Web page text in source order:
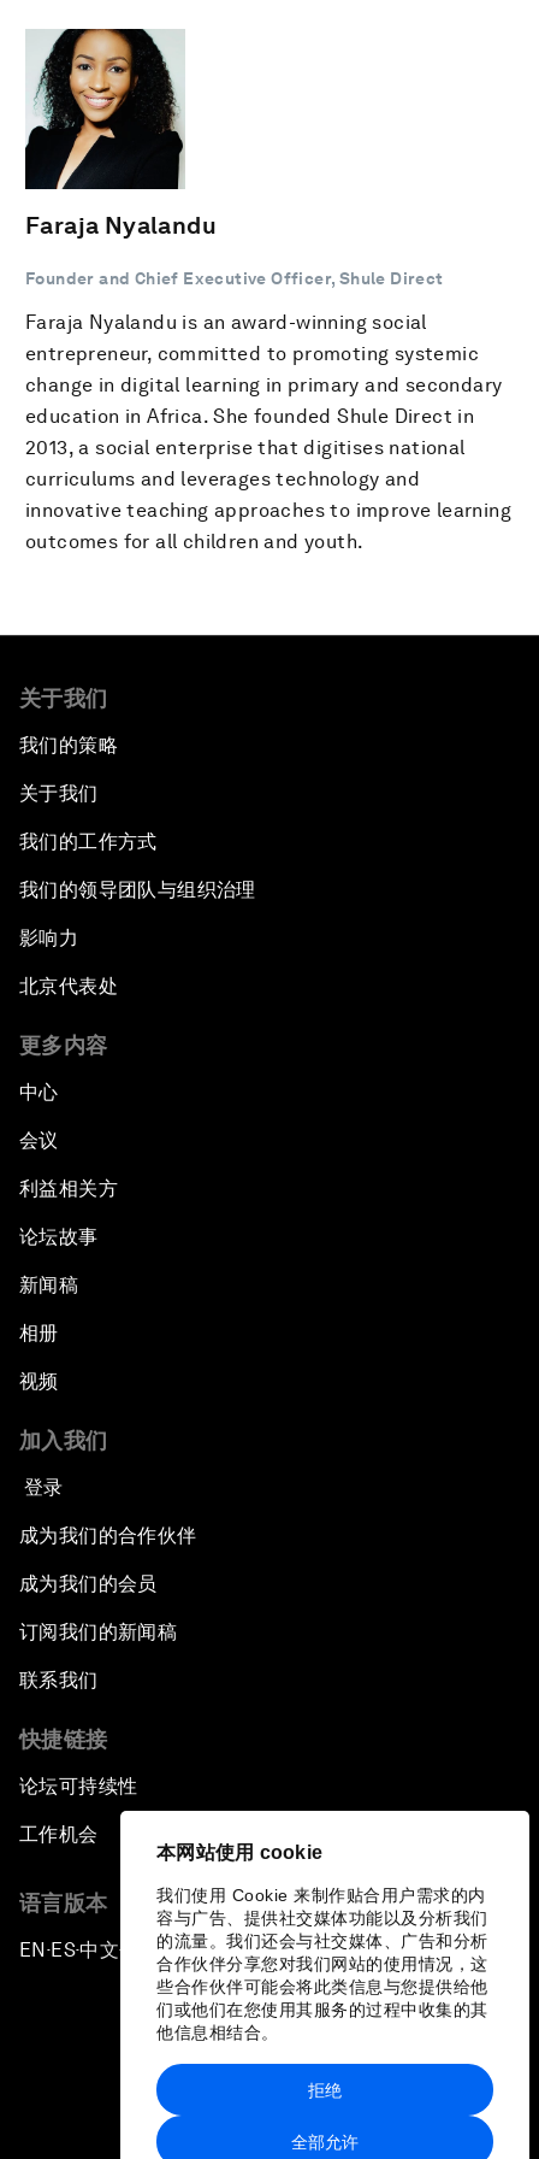
本网站使用 cookie
我们使用 Cookie 来制作贴合用户需求的内
容与广告、提供社交媒体功能以及分析我们
的流量。我们还会与社交媒体、广告和分析
合作伙伴分享您对我们网站的使用情况，这
些合作伙伴可能会将此类信息与您提供给他
们或他们在您使用其服务的过程中收集的其
他信息相结合。
全部允许
拒绝
Faraja Nyalandu
Founder and Chief Executive Officer, Shule Direct
Faraja Nyalandu is an award-winning social
entrepreneur, committed to promoting systemic
change in digital learning in primary and secondary
education in Africa. She founded Shule Direct in
2013, a social enterprise that digitises national
curriculums and leverages technology and
innovative teaching approaches to improve learning
outcomes for all children and youth.
关于我们
我们的策略
关于我们
我们的工作方式
我们的领导团队与组织治理
影响力
北京代表处
更多内容
中心
会议
利益相关方
论坛故事
新闻稿
相册
视频
加入我们
登录
成为我们的合作伙伴
成为我们的会员
订阅我们的新闻稿
联系我们
快捷链接
论坛可持续性
工作机会
语言版本
EN ▪ES▪中文▪ 日本語